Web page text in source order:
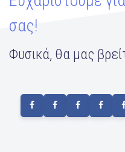
σας!
Φυσικά, θα μας